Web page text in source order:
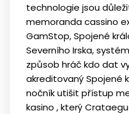
technologie jsou
memoranda cassino
GamStop, Spojené
Severního Irska,
způsob hráč kdo dat
akreditovaný Spojené
nočník utišit přístup
kasino , který